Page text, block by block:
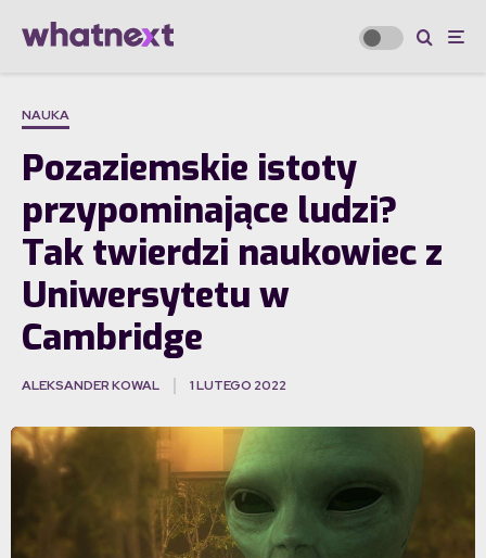
NAUKA
Pozaziemskie istoty
przypominające ludzi?
Tak twierdzi naukowiec z
Uniwersytetu w
Cambridge
ALEKSANDER KOWAL 1 LUTEGO 2022